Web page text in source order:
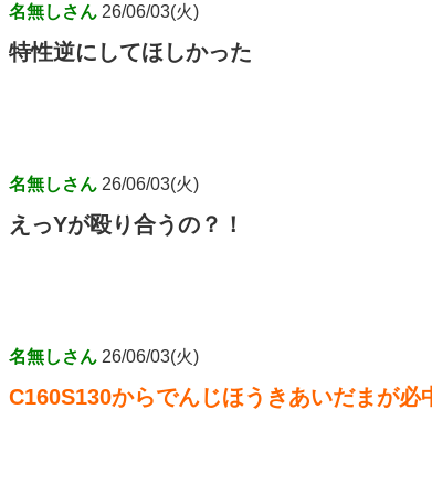
名無しさん 26/06/03(火)
特性逆にしてほしかった
名無しさん 26/06/03(火)
えっYが殴り合うの？！
名無しさん 26/06/03(火)
C160S130からでんじほうきあいだまが必